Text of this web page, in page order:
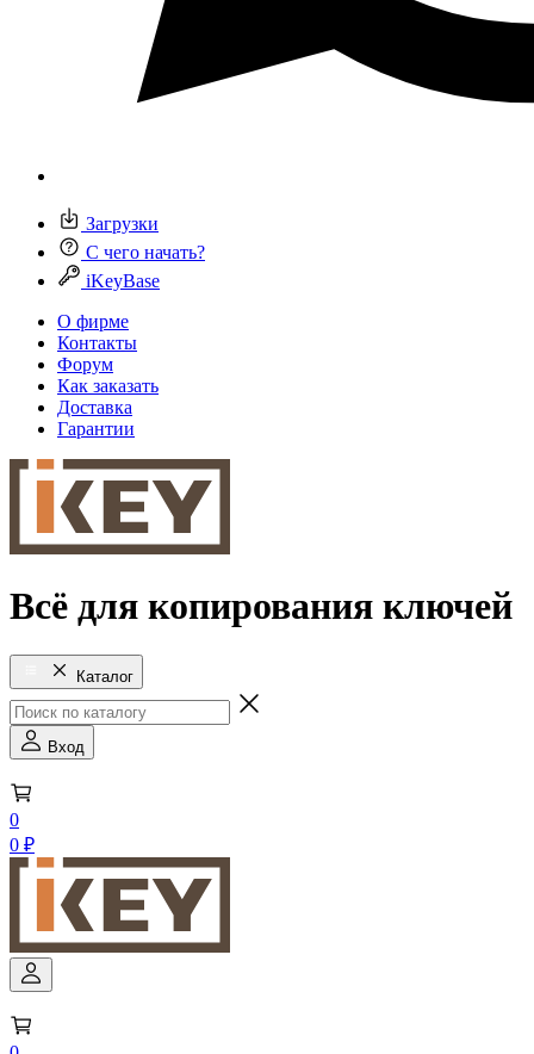
Загрузки
С чего начать?
iKeyBase
О фирме
Контакты
Форум
Как заказать
Доставка
Гарантии
Всё для копирования ключей
Каталог
Вход
0
0 ₽